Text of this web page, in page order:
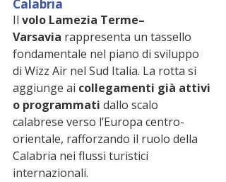
Calabria
Il volo Lamezia Terme–
Varsavia rappresenta un tassello
fondamentale nel piano di sviluppo
di Wizz Air nel Sud Italia. La rotta si
aggiunge ai collegamenti già attivi
o programmati dallo scalo
calabrese verso l’Europa centro-
orientale, rafforzando il ruolo della
Calabria nei flussi turistici
internazionali.